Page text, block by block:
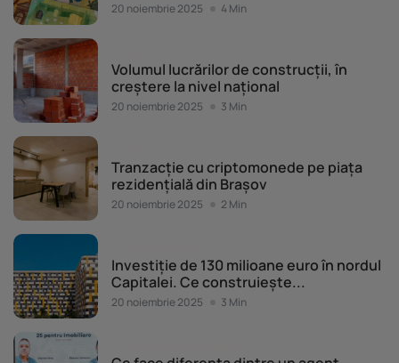
20 noiembrie 2025 4 Min
Volumul lucrărilor de construcții, în
creștere la nivel național
20 noiembrie 2025 3 Min
Tranzacție cu criptomonede pe piața
rezidențială din Brașov
20 noiembrie 2025 2 Min
Investiție de 130 milioane euro în nordul
Capitalei. Ce construiește...
20 noiembrie 2025 3 Min